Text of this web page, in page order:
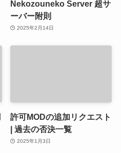
Nekozouneko Server 超サ
ーバー附則
2025年2月14日
許可MODの追加リクエスト
| 過去の否決一覧
2025年1月3日